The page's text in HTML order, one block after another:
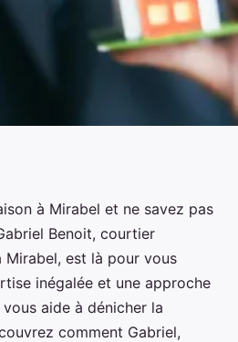
mirabel :
idéale avec
• 5 min de lecture
à Mirabel et ne savez pas
Benoit, courtier
Mirabel, est là pour vous
inégalée et une approche
aide à dénicher la
comment Gabriel,